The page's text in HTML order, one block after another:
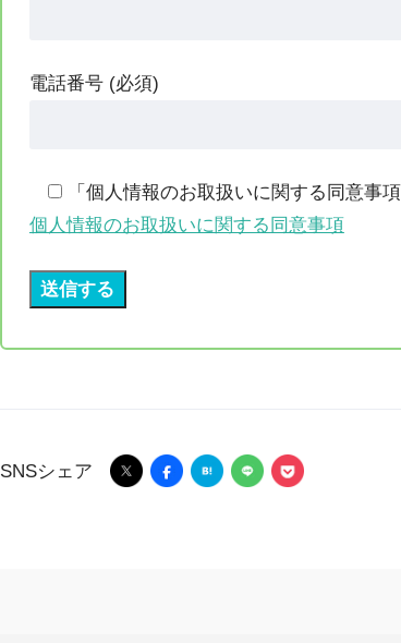
電話番号 (必須)
「個人情報のお取扱いに関する同意事
個人情報のお取扱いに関する同意事項
SNSシェア